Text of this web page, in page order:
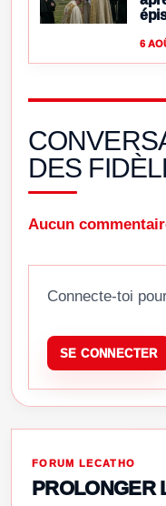
6
DES
Aucun
Connecte-toi
SE CONNECTER
FORUM LECATHO
PROLONGER